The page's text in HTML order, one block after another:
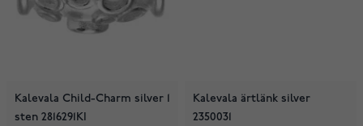
Kalevala Child-Charm silver 1
sten 2816291KI
Kalevala ärtlänk silver
2350031